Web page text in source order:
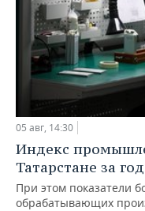
05 авг, 14:30
Индекс
Татарстане за
При этом показатели
обрабатывающих